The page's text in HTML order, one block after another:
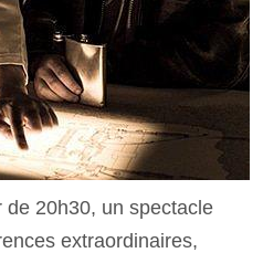
20h30, un spectacle
extraordinaires,